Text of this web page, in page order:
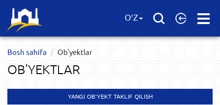
Open
O'Z
Bosh sahifa Ob'yektlar​
OB'YEKTLAR​
YANGI OB'YEKT TAKLIF QILISH